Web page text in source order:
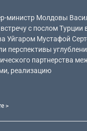
министр Молдовы
с послом Турции
Уйгаром Мустафой
перспективы
партнерства
реализацию
>